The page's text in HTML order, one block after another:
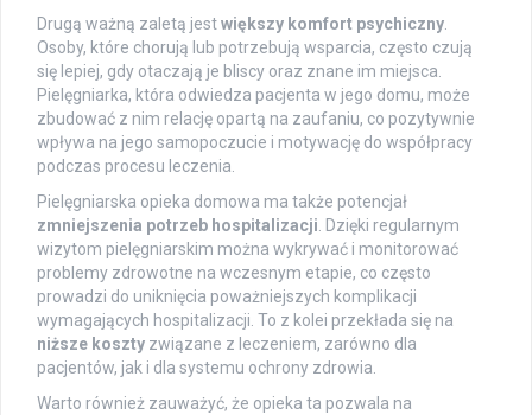
Drugą ważną zaletą jestwiększy komfort psychiczny.
Osoby, które chorują lub potrzebują wsparcia, często czują
się lepiej, gdy otaczają je bliscy oraz znane im miejsca.
Pielęgniarka, która odwiedza pacjenta w jego domu, może
zbudować z nim relację opartą na zaufaniu, co pozytywnie
wpływa na jego samopoczucie i motywację do współpracy
podczas procesu leczenia.
Pielęgniarska opieka domowa ma także potencjał
zmniejszenia potrzeb hospitalizacji. Dzięki regularnym
wizytom pielęgniarskim można wykrywać i monitorować
problemy zdrowotne na wczesnym etapie, co często
prowadzi do uniknięcia poważniejszych komplikacji
wymagających hospitalizacji. To z kolei przekłada się na
niższe koszty związane z leczeniem, zarówno dla
pacjentów, jak i dla systemu ochrony zdrowia.
Warto również zauważyć, że opieka ta pozwala na